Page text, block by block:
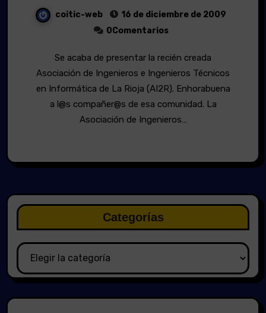
coitic-web
16 de diciembre de 2009
0Comentarios
Se acaba de presentar la recién creada
Asociación de Ingenieros e Ingenieros Técnicos
en Informática de La Rioja (AI2R). Enhorabuena
a l@s compañer@s de esa comunidad. La
Asociación de Ingenieros…
Categorías
Categorías